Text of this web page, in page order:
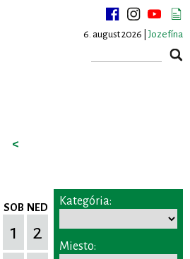
6. august 2026 | Jozefína
<
SOB NED
1
2
Kategória:
Miesto: